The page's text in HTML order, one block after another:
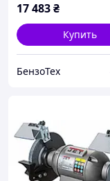
17 483₴
Купить
БензоТех